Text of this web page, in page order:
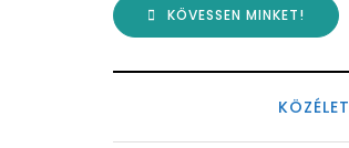
KÖVESSEN MINKET!
KÖZÉLET